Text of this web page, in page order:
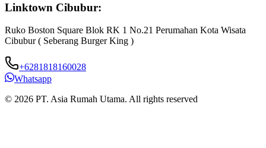
Linktown Cibubur:
Ruko Boston Square Blok RK 1 No.21 Perumahan Kota Wisata
Cibubur ( Seberang Burger King )
+6281818160028
Whatsapp
© 2026 PT. Asia Rumah Utama. All rights reserved